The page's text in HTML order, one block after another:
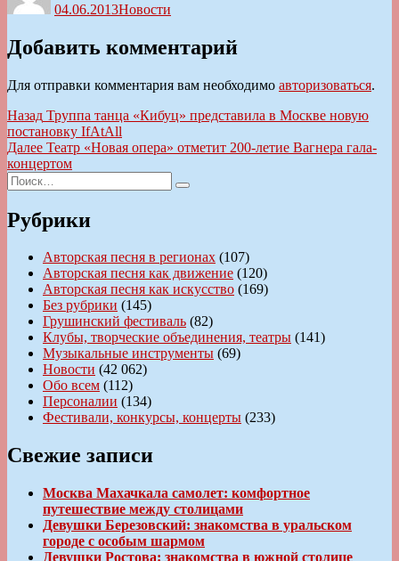
04.06.2013Новости
Добавить комментарий
Для отправки комментария вам необходимо авторизоваться.
Навигация
по
записям
Назад Предыдущая
запись:
Труппа танца «Кибуц» представила в Москве новую
постановку IfAtAll
Далее Следующая
запись:
Театр «Новая опера» отметит 200-летие Вагнера гала-
концертом
Искать:
Поиск
Рубрики
Авторская песня в регионах (107)
Авторская песня как движение (120)
Авторская песня как искусство (169)
Без рубрики (145)
Грушинский фестиваль (82)
Клубы, творческие объединения, театры (141)
Музыкальные инструменты (69)
Новости (42 062)
Обо всем (112)
Персоналии (134)
Фестивали, конкурсы, концерты (233)
Свежие записи
Москва Махачкала самолет: комфортное
путешествие между столицами
Девушки Березовский: знакомства в уральском
городе с особым шармом
Девушки Ростова: знакомства в южной столице